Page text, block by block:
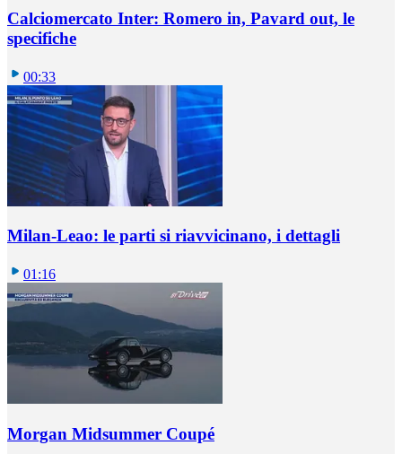
Calciomercato Inter: Romero in, Pavard out, le
specifiche
00:33
Milan-Leao: le parti si riavvicinano, i dettagli
01:16
Morgan Midsummer Coupé